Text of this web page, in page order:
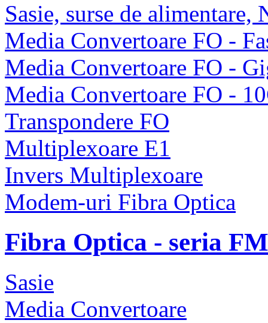
Sasie, surse de alimentare,
Media Convertoare FO -
Media Convertoare FO -
Media Convertoare FO -
Transpondere FO
Multiplexoare E1
Invers Multiplexoare
Modem-uri Fibra Optica
Fibra Optica - seria
Sasie
Media Convertoare